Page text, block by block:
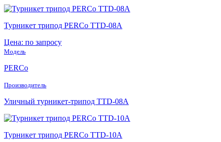
Турникет трипод PERCo TTD-08A
Цена: по запросу
Модель
PERCo
Производитель
Уличный турникет-трипод TTD-08A
Турникет трипод PERCo TTD-10A